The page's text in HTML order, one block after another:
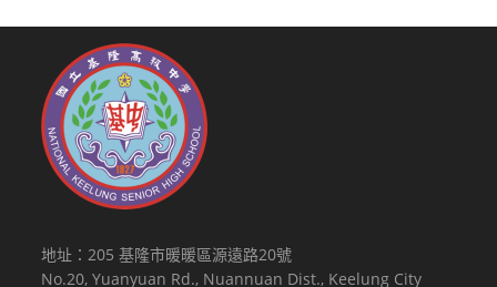
地址：205 基隆市暖暖區源遠路20號
No.20, Yuanyuan Rd., Nuannuan Dist., Keelung City